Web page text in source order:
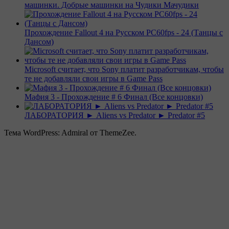
машинки. Добрые машинки на Чудики Мачудики
Прохождение Fallout 4 на Русском PС60fps - 24 (Танцы с
Дансом)
Microsoft считает, что Sony платит разработчикам, чтобы
те не добавляли свои игры в Game Pass
Мафия 3 - Прохождение # 6 Финал (Все концовки)
ЛАБОРАТОРИЯ ► Aliens vs Predator ► Predator #5
Тема WordPress: Admiral от ThemeZee.